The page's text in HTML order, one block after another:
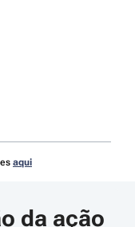
aqui
da ação